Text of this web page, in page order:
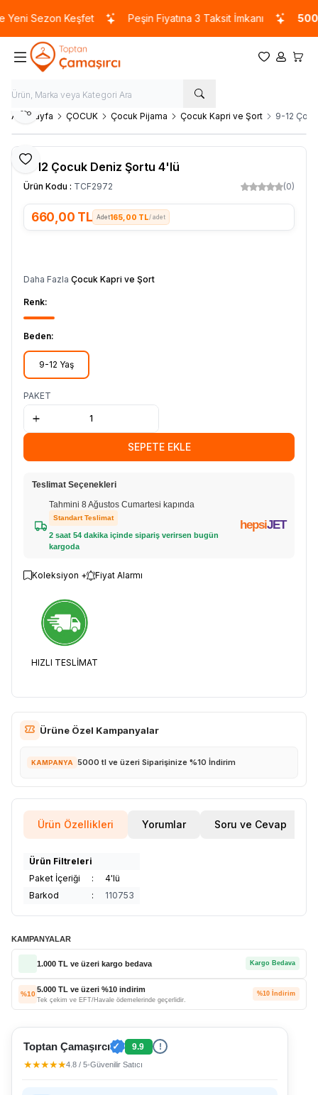
Sezon Keşfet Peşin Fiyatına 3 Taksit İmkanı
Favorilerim
Hesabım
Ana Sayfa ÇOCUK Çocuk Pijama Çocuk Kapri ve Şort 9-12
Favoriye Ekle
Paylaş
9-12 Çocuk Deniz Şortu 4'lü
Ürün Kodu : TCF2972 (0)
660,00 TL 165,00 TL/ adet
Daha Fazla Çocuk Kapri ve Şort
Renk:
Beden:
9-12 Yaş
PAKET
SEPETE EKLE
Teslimat Seçenekleri
Tahmini 8 Ağustos Cumartesi kapında
Standart Teslimat
2 saat 54 dakika içinde sipariş verirsen bugün
kargoda
hepsiJET
Koleksiyon + Fiyat Alarmı
HIZLI TESLİMAT
Ürüne Özel Kampanyalar
KAMPANYA 5000 tl ve üzeri Siparişinize %10 İndirim
Ürün Özellikleri Yorumlar Soru ve Cevap
Ürün Filtreleri
Paket İçeriği
:
4'lü
Barkod
: 110753
KAMPANYALAR
1.000 TL ve üzeri kargo bedava Kargo Bedava
%10
5.000 TL ve üzeri %10 indirim
Tek çekim ve EFT/Havale ödemelerinde geçerlidir.
%10 İndirim
Toptan Çamaşırcı ✓ 9.9 !
★★★★★4.8 / 5•Güvenilir Satıcı